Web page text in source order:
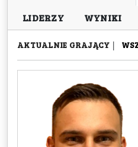
LIDERZY
WYNIKI
AKTUALNIE GRAJĄCY |